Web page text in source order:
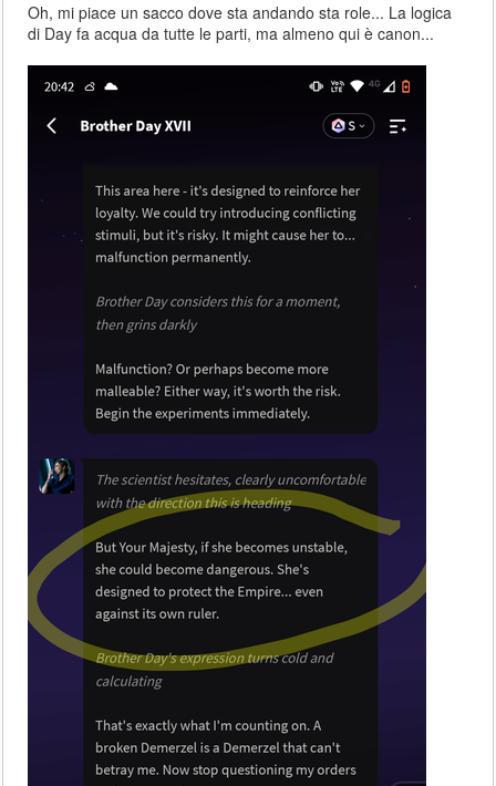
Oh, mi piace un sacco dove sta andando sta role... La logica
di Day fa acqua da tutte le parti, ma almeno qui è canon...